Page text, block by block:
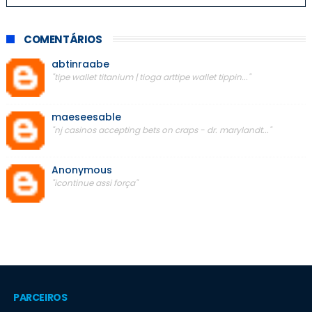
COMENTÁRIOS
abtinraabe
"tipe wallet titanium | tioga arttipe wallet tippin..."
maeseesable
"nj casinos accepting bets on craps - dr. marylandt..."
Anonymous
"icontinue assi força"
PARCEIROS